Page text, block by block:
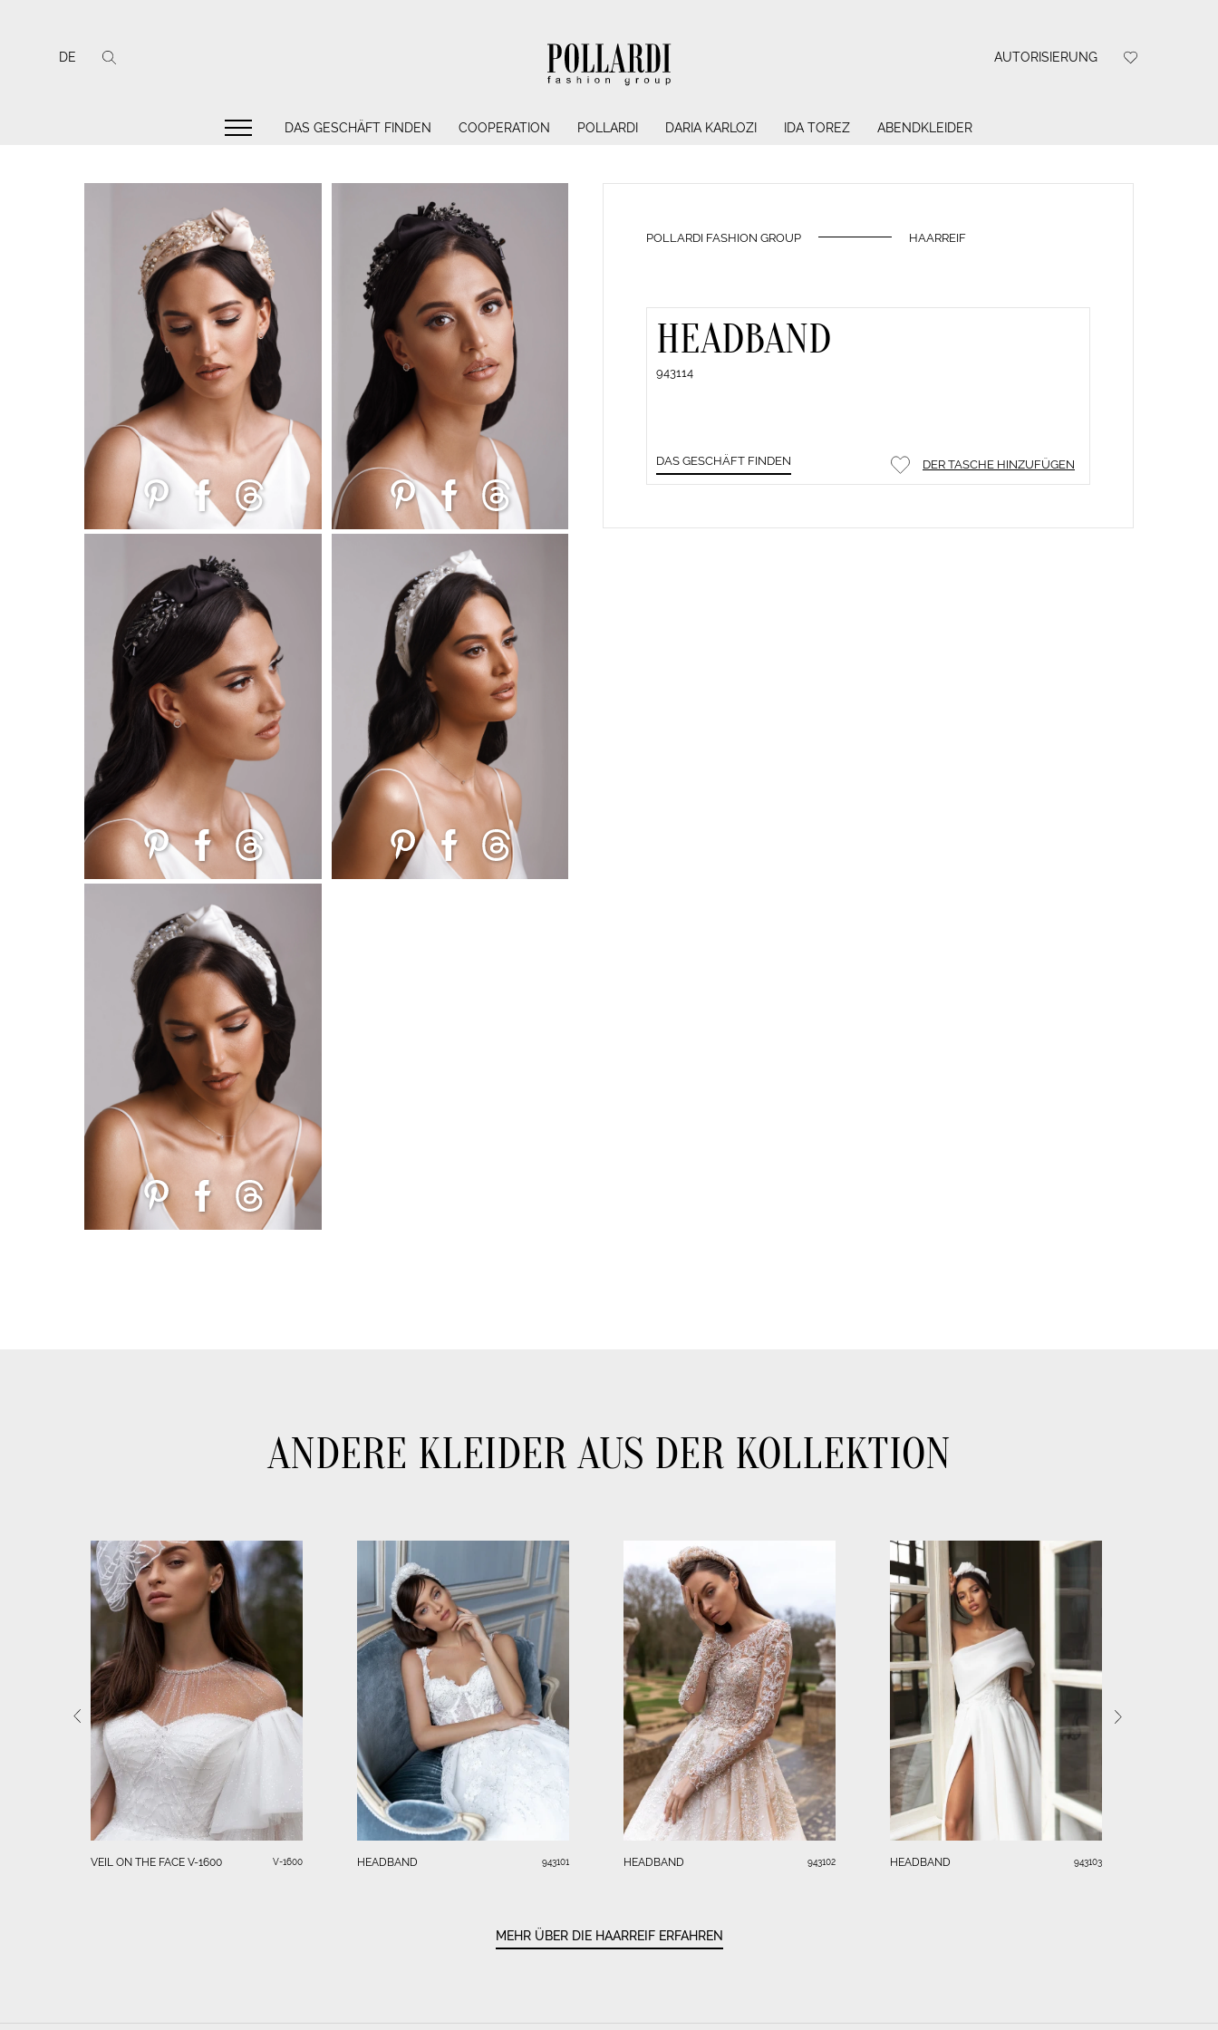
DE AUTORISIERUNG
DAS GESCHÄFT FINDEN COOPERATION POLLARDI DARIA KARLOZI IDA TOREZ ABENDKLEIDER
POLLARDI FASHION GROUP HAARREIF
HEADBAND
943114
DAS GESCHÄFT FINDEN DER TASCHE HINZUFÜGEN
ANDERE KLEIDER AUS DER KOLLEKTION
VEIL ON THE FACE V-1600 V-1600 HEADBAND 943101 HEADBAND 943102 HEADBAND 943103
MEHR ÜBER DIE HAARREIF ERFAHREN